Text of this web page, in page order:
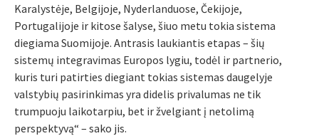
Karalystėje, Belgijoje, Nyderlanduose, Čekijoje,
Portugalijoje ir kitose šalyse, šiuo metu tokia sistema
diegiama Suomijoje. Antrasis laukiantis etapas – šių
sistemų integravimas Europos lygiu, todėl ir partnerio,
kuris turi patirties diegiant tokias sistemas daugelyje
valstybių pasirinkimas yra didelis privalumas ne tik
trumpuoju laikotarpiu, bet ir žvelgiant į netolimą
perspektyvą“ – sako jis.